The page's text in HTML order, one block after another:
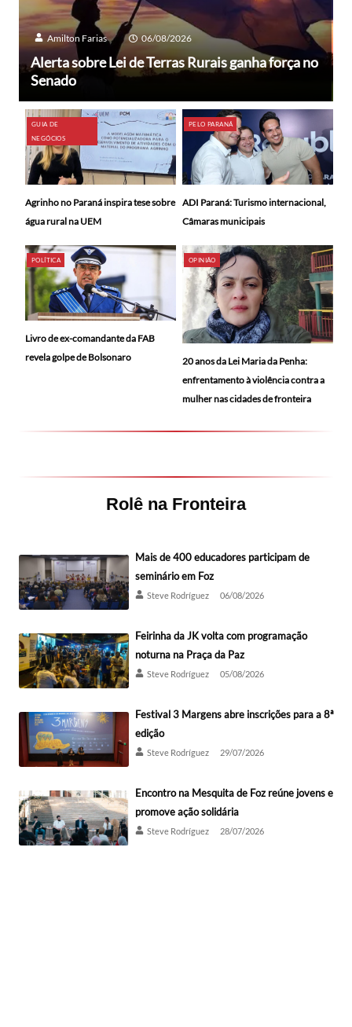
Amilton Farias 06/08/2026
Alerta sobre Lei de Terras Rurais ganha força no
Senado
GUIA DE
NEGÓCIOS
Agrinho no Paraná inspira tese sobre
água rural na UEM
PELO PARANÁ
ADI Paraná: Turismo internacional,
Câmaras municipais
POLÍTICA
Livro de ex-comandante da FAB
revela golpe de Bolsonaro
OPINIÃO
20 anos da Lei Maria da Penha:
enfrentamento à violência contra a
mulher nas cidades de fronteira
Rolê na Fronteira
Mais de 400 educadores participam de
seminário em Foz
Steve Rodríguez 06/08/2026
Feirinha da JK volta com programação
noturna na Praça da Paz
Steve Rodríguez 05/08/2026
Festival 3 Margens abre inscrições para a 8ª
edição
Steve Rodríguez 29/07/2026
Encontro na Mesquita de Foz reúne jovens e
promove ação solidária
Steve Rodríguez 28/07/2026